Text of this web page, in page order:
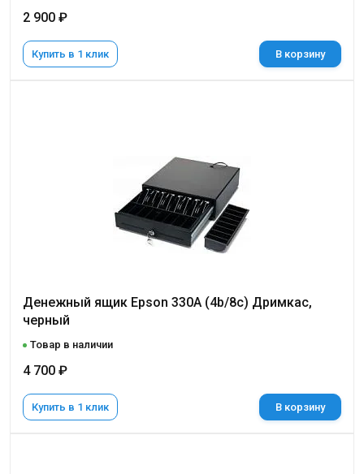
2 900 ₽
Купить в 1 клик В корзину
Денежный ящик Epson 330A (4b/8c) Дримкас,
черный
Товар в наличии
4 700 ₽
Купить в 1 клик В корзину